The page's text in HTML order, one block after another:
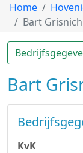
Home
Bart
Bart
KvK